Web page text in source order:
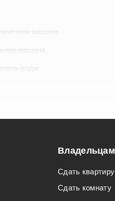
для семьи с детьмиВладельцам
Сдать квартиру
Сдать комнату